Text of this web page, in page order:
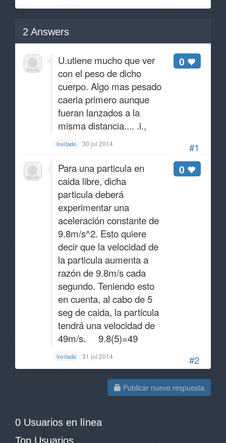
2 Answers
#1
0
U.utiene mucho que ver
con el peso de dicho
cuerpo. Algo mas pesado
caeria primero aunque
fueran lanzados a la
misma distancia.... .i.,
Invitado 30 jul 2014
#2
0
Para una particula en
caida libre, dicha
particula deberá
experimentar una
aceleración constante de
9.8m/s^2. Esto quiere
decir que la velocidad de
la particula aumenta a
razón de 9.8m/s cada
segundo. Teniendo esto
en cuenta, al cabo de 5
seg de caida, la particula
tendrá una velocidad de
49m/s. 9.8(5)=49
Invitado 31 jul 2014
Publicar nuevo respuesta
0 Usuarios en línea
Top Usuarios